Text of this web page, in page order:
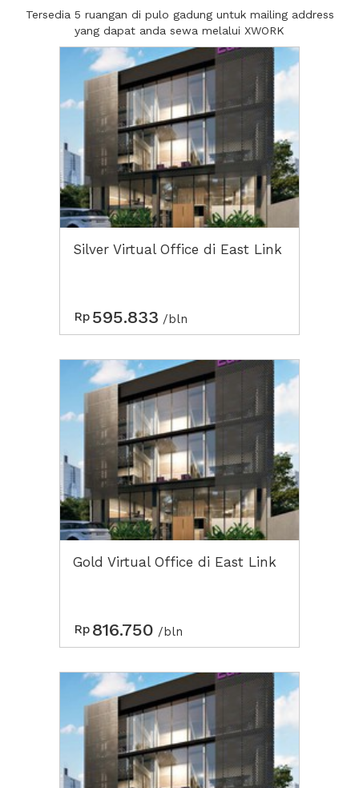
Tersedia 5 ruangan di pulo gadung untuk mailing address
yang dapat anda sewa melalui XWORK
Silver Virtual Office di East Link
Rp 595.833 /bln
Gold Virtual Office di East Link
Rp 816.750 /bln